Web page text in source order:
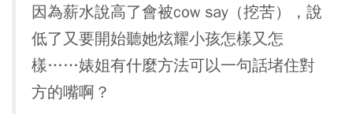
因為薪水說高了會被cow say（挖苦），說
低了又要開始聽她炫耀小孩怎樣又怎
樣……婊姐有什麼方法可以一句話堵住對
方的嘴啊？